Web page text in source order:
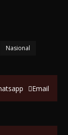
Nasional
Email